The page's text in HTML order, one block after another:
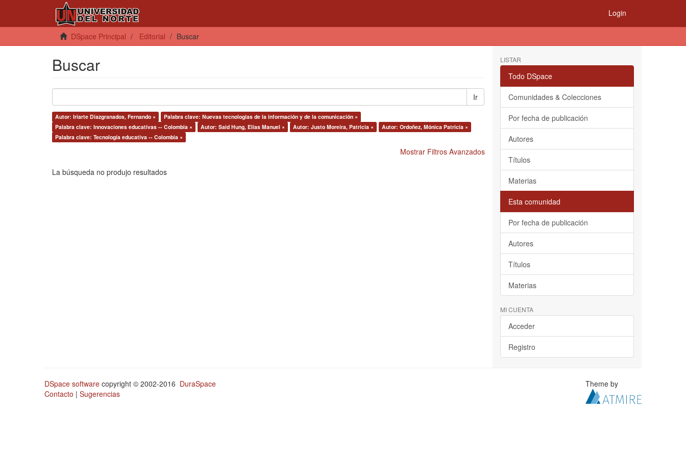
Login
DSpace Principal Editorial Buscar
Buscar
Ir
Autor: Iriarte Diazgranados, Fernando ×
Palabra clave: Nuevas tecnologías de la información y de la comunicación ×
Palabra clave: Innovaciones educativas -- Colombia ×
Autor: Said Hung, Elías Manuel × Autor: Justo Moreira, Patricia ×
Autor: Ordoñez, Mónica Patricia ×
Palabra clave: Tecnología educativa -- Colombia ×
Mostrar Filtros Avanzados
La búsqueda no produjo resultados
LISTAR
Todo DSpace
Comunidades & Colecciones
Por fecha de publicación
Autores
Títulos
Materias
Esta comunidad
Por fecha de publicación
Autores
Títulos
Materias
MI CUENTA
Acceder
Registro
DSpace software copyright © 2002-2016 DuraSpace
Contacto | Sugerencias
Theme by